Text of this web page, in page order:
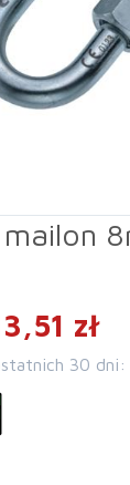
zł
30 dni: